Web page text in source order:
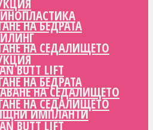
НА БЕДРАТА
НА СЕДАЛИЩЕТО
BUTT LIFT
НА СЕДАЛИЩЕТО
ИМПЛАНТИ
НА БЕДРАТА
НА СЕДАЛИЩЕТО
BUTT LIFT